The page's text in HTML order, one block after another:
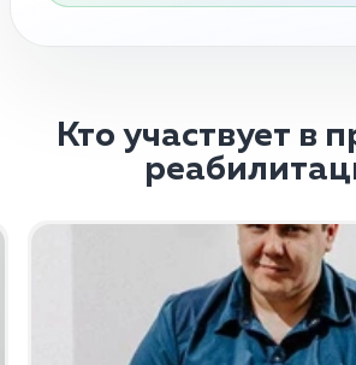
Кто участвует в